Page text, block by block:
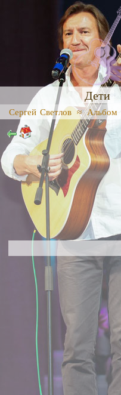
Дети
Сергей Светлов ≈Альбом